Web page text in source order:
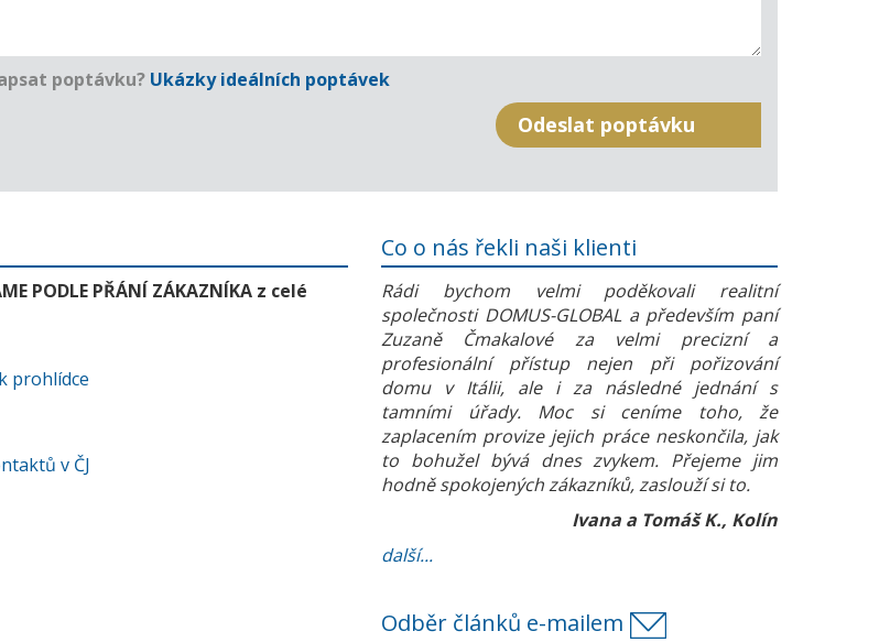
poptávku? Ukázky ideálních poptávek
PODLE PŘÁNÍ ZÁKAZNÍKA z celé
prohlídce
v ČJ
Co o nás řekli naši klienti
Rádi bychom velmi poděkovali realitní
společnosti DOMUS-GLOBAL a především paní
Zuzaně Čmakalové za velmi precizní a
profesionální přístup nejen při pořizování
domu v Itálii, ale i za následné jednání s
tamními úřady. Moc si ceníme toho, že
zaplacením provize jejich práce neskončila, jak
to bohužel bývá dnes zvykem. Přejeme jim
hodně spokojených zákazníků, zaslouží si to.
Ivana a Tomáš K., Kolín
další...
Odběr článků e-mailem